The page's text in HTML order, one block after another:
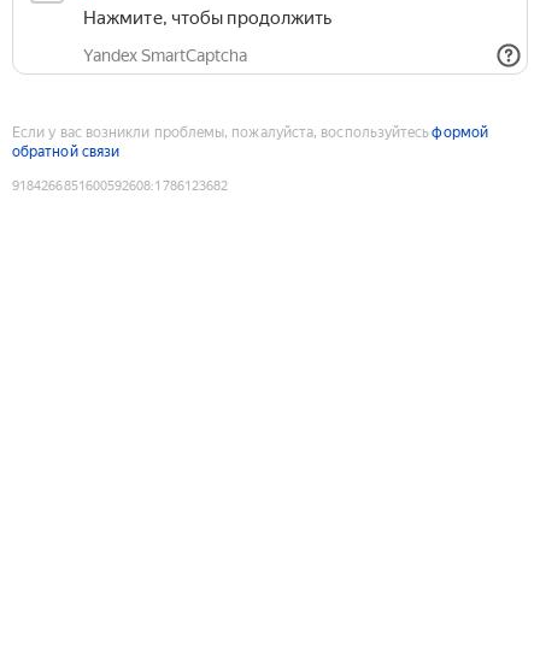
Нажмите, чтобы продолжить
Yandex SmartCaptcha
Если у вас возникли проблемы, пожалуйста, воспользуйтесьформой
обратной связи
9184266851600592608:1786123682